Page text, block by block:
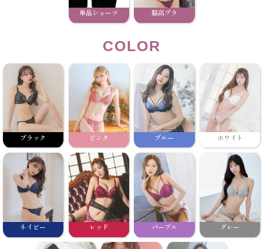
単品ショーツ 脇高ブラ
COLOR
ブラック ピンク ブルー ホワイト
ネイビー レッド パープル グレー